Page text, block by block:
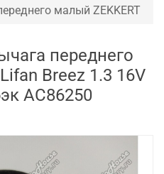
малый ZEKKERT
переднего
Breez 1.3 16V
AC86250